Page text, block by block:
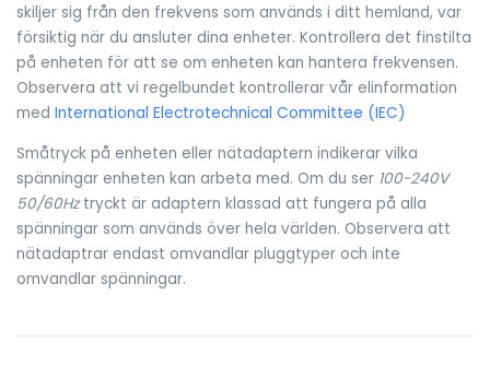
skiljer sig från den frekvens som används i ditt hemland, var
försiktig när du ansluter dina enheter. Kontrollera det finstilta
på enheten för att se om enheten kan hantera frekvensen.
Observera att vi regelbundet kontrollerar vår elinformation
med International Electrotechnical Committee (IEC)
Småtryck på enheten eller nätadaptern indikerar vilka
spänningar enheten kan arbeta med. Om du ser 100-240V
50/60Hztryckt är adaptern klassad att fungera på alla
spänningar som används över hela världen. Observera att
nätadaptrar endast omvandlar pluggtyper och inte
omvandlar spänningar.